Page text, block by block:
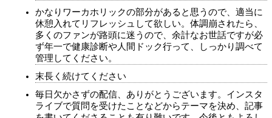
かなりワーカホリックの部分があると思うので、適当に
休憩入れてリフレッシュして欲しい。体調崩されたら、
多くのファンが路頭に迷うので、余計なお世話ですが必
ず年一で健康診断や人間ドック行って、しっかり調べて
管理してください。
末長く続けてください
毎日欠かさずの配信、ありがとうございます。インスタ
ライブで質問を受けたことなどからテーマを決め、記事